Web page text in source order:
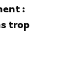
:
trop